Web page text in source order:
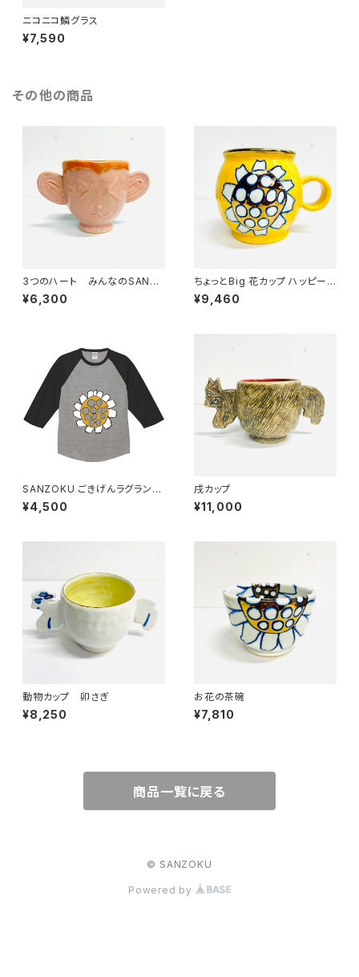
ニコニコ鱗グラス
¥7,590
その他の商品
3つのハート みんなのSANZ
OKU☆
¥6,300
ちょっとBig 花カップ ハッピーイ
エロー
¥9,460
SANZOKU ごきげんラグランT
★（ミックスグレー/ブラック）
¥4,500
戌カップ
¥11,000
動物カップ 卯さぎ
¥8,250
お花の茶碗
¥7,810
商品一覧に戻る
© SANZOKU
Powered by